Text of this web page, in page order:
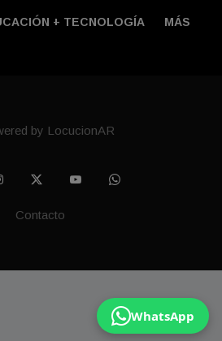
WhatsApp
+ TECNOLOGÍ­A MÁS
by LocucionAR
Contacto